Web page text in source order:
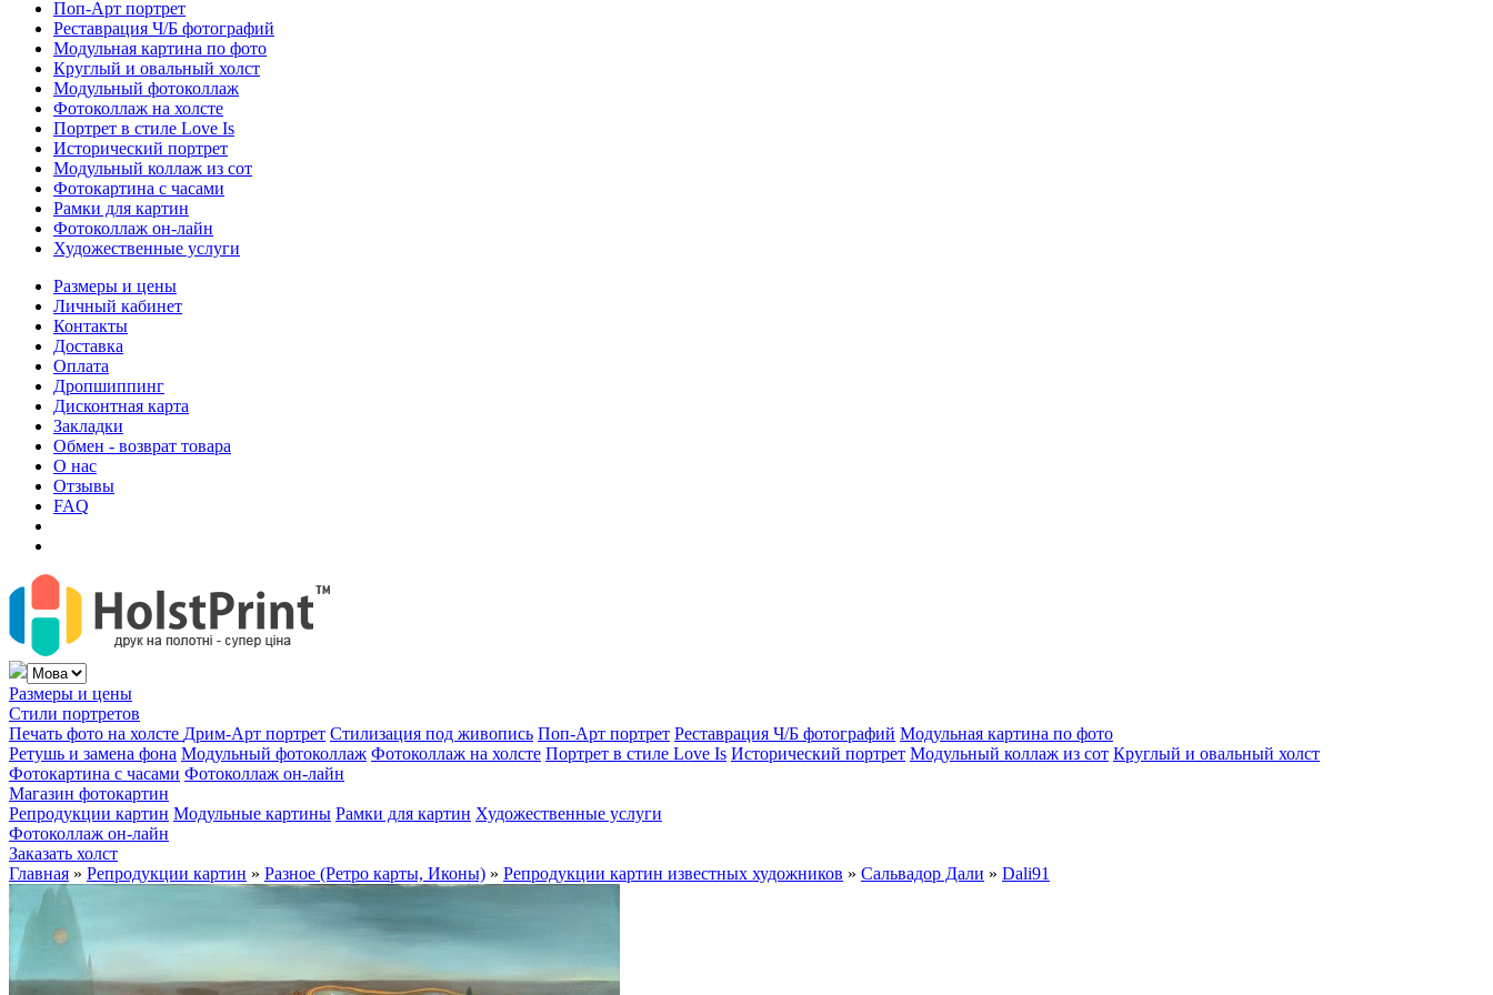
Поп-Арт портрет
Реставрация Ч/Б фотографий
Модульная картина по фото
Круглый и овальный холст
Модульный фотоколлаж
Фотоколлаж на холсте
Портрет в стиле Love Is
Исторический портрет
Модульный коллаж из сот
Фотокартина с часами
Рамки для картин
Фотоколлаж он-лайн
Художественные услуги
Размеры и цены
Личный кабинет
Контакты
Доставка
Оплата
Дропшиппинг
Дисконтная карта
Закладки
Обмен - возврат товара
О нас
Отзывы
FAQ
Размеры и цены
Стили портретов
Печать фото на холсте Дрим-Арт портрет Стилизация под живопись Поп-Арт портрет Реставрация Ч/Б фотографий Модульная картина по фото
Ретушь и замена фона Модульный фотоколлаж Фотоколлаж на холсте Портрет в стиле Love Is Исторический портрет Модульный коллаж из сот Круглый и овальный холст
Фотокартина с часами Фотоколлаж он-лайн
Магазин фотокартин
Репродукции картин Модульные картины Рамки для картин Художественные услуги
Фотоколлаж он-лайн
Заказать холст
Главная » Репродукции картин » Разное (Ретро карты, Иконы) » Репродукции картин известных художников » Сальвадор Дали » Dali91